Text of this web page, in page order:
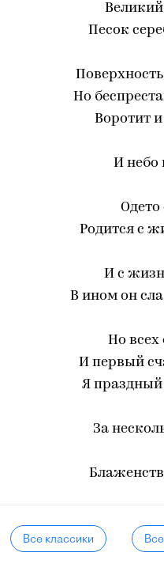
Песок
Но
Воротит
И небо
Одето
Родится с
И с
В ином он
Но всех
И первый
Я
За
Все классики